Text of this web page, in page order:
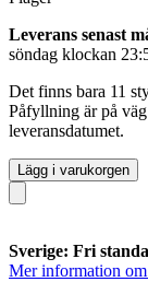
Leverans senast
söndag klockan
Det finns bara 11
Påfyllning är på
leveransdatumet.
Lägg i varukorgen
Sverige: Fri
Mer information